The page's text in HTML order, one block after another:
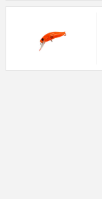
Цена
от